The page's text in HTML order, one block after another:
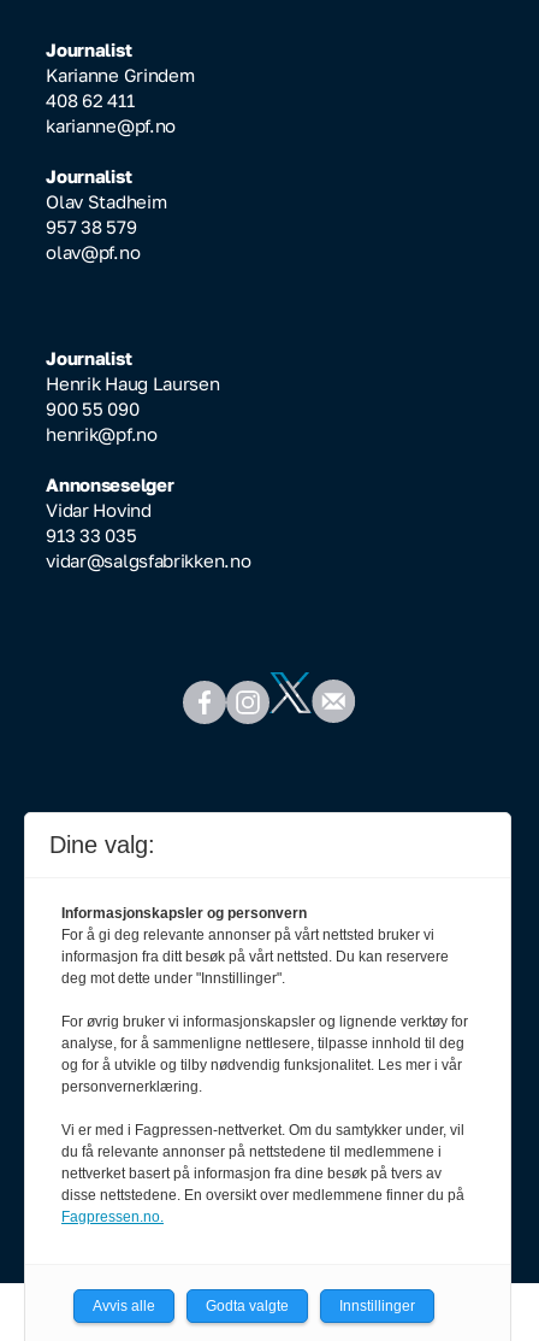
Journalist
Karianne Grindem
408 62 411
karianne@pf.no
Journalist
Olav Stadheim
957 38 579
olav@pf.no
Journalist
Henrik Haug Laursen
900 55 090
henrik@pf.no
Annonseselger
Vidar Hovind
913 33 035
vidar@salgsfabrikken.no
Meld deg på nyhetsbrev
Powered by Labrador CMS
Dine valg:
Informasjonskapsler og personvern
For å gi deg relevante annonser på vårt nettsted bruker vi
informasjon fra ditt besøk på vårt nettsted. Du kan reservere
deg mot dette under "Innstillinger".
For øvrig bruker vi informasjonskapsler og lignende verktøy for
analyse, for å sammenligne nettlesere, tilpasse innhold til deg
og for å utvikle og tilby nødvendig funksjonalitet. Les mer i vår
personvernerklæring.
Vi er med i Fagpressen-nettverket. Om du samtykker under, vil
du få relevante annonser på nettstedene til medlemmene i
nettverket basert på informasjon fra dine besøk på tvers av
disse nettstedene. En oversikt over medlemmene finner du på
Fagpressen.no.
Avvis alle Godta valgte Innstillinger